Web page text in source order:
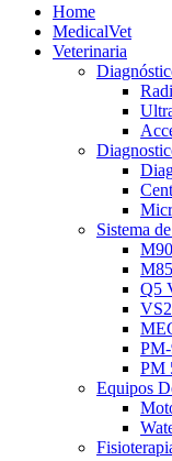
Home
MedicalVet
Veterinaria
Sistema
Q5
PM
Equipos